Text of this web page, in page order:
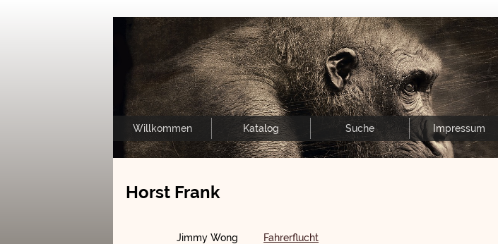
Willkommen Katalog Suche Impressum
Horst Frank
Jimmy Wong
Fahrerflucht